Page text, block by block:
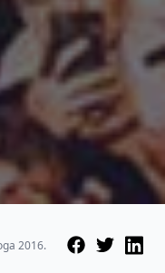
2016.